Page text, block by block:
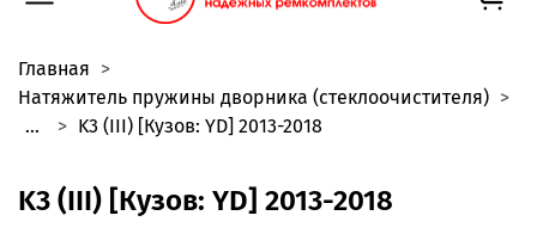
Главная
Натяжитель пружины дворника (стеклоочистителя)
...
K3 (III) [Кузов: YD] 2013-2018
K3 (III) [Кузов: YD] 2013-2018